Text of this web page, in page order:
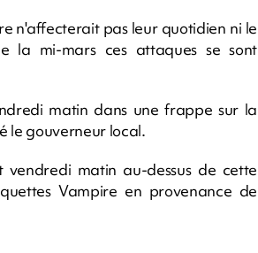
n'affecterait pas leur quotidien ni le
la mi-mars ces attaques se sont
matin dans une frappe sur la
le gouverneur local.
matin au-dessus de cette
Vampire en provenance de